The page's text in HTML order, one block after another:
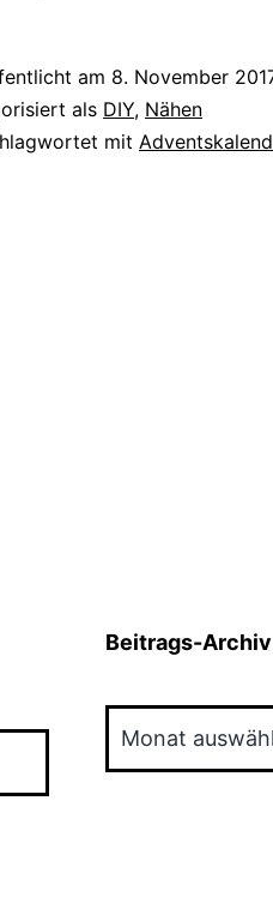
am 8. November
als DIY, Nähen
mit
Beitrags-Archiv
Archiv